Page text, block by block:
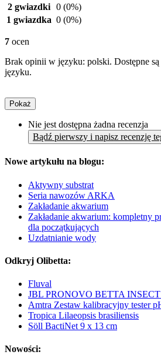
2 gwiazdki 0 (0%)
1 gwiazdka 0 (0%)
7 ocen
Brak opinii w języku: polski. Dostępne
języku.
Pokaż
Nie jest dostępna żadna recenzja
Bądź pierwszy i napisz recenzję
Nowe artykułu na blogu:
Aktywny substrat
Seria nawozów ARKA
Zakładanie akwarium
Zakładanie akwarium: kompletny
dla początkujących
Uzdatnianie wody
Odkryj Olibetta:
Fluval
JBL PRONOVO BETTA
Amtra Zestaw kalibracyjny tester
Tropica Lilaeopsis brasiliensis
Söll BactiNet 9 x 13 cm
Nowości: